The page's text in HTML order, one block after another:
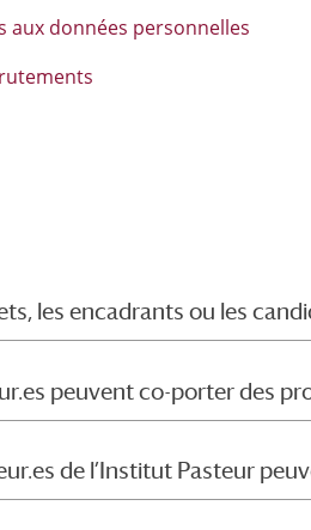
aux données personnelles
les encadrants ou les
peuvent co-porter des
de l’Institut Pasteur